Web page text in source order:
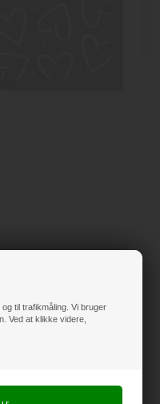
til trafikmåling. Vi bruger
Ved at klikke videre,